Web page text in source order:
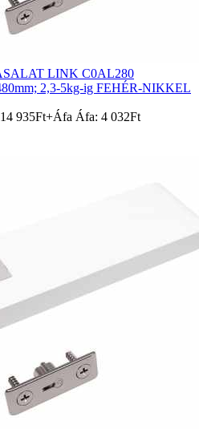
LINK C0AL280
2,3-5kg-ig FEHÉR-NIKKEL
14 935Ft+Áfa Áfa: 4 032Ft